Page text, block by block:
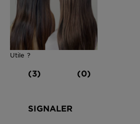
Utile ?
(3) (0)
SIGNALER